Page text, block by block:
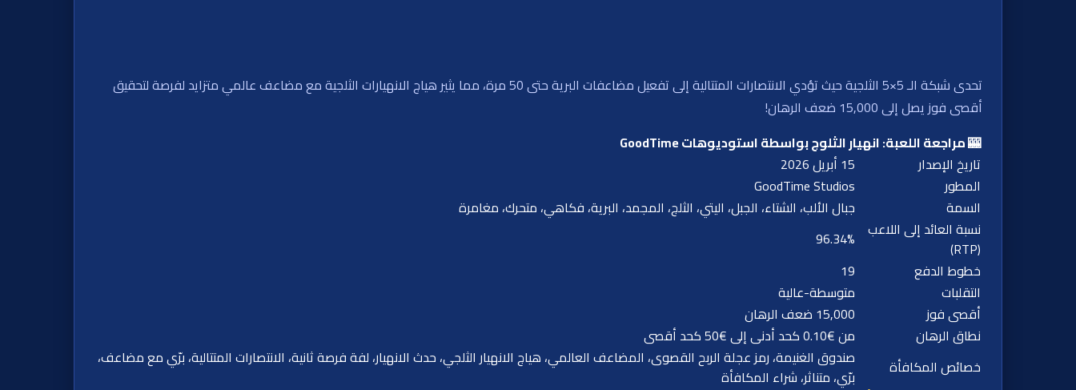
تحدى شبكة الـ 5×5 الثلجية حيث تؤدي الانتصارات المتتالية إلى تفعيل مضاعفات البرية حتى 50 مرة، مما يثير هياج الانهيارات الثلجية مع مضاعف عالمي متزايد لفرصة لتحقيق
أقصى فوز يصل إلى 15,000 ضعف الرهان!
🎰 مراجعة اللعبة:انهيار الثلوج بواسطة استوديوهات GoodTime
تاريخ الإصدار
15 أبريل 2026
المطور
GoodTime Studios
السمة
جبال الألب، الشتاء، الجبل، اليتي، الثلج، المجمد، البرية، فكاهي، متحرك، مغامرة
نسبة العائد إلى اللاعب
(RTP)
96.34%
خطوط الدفع
19
التقلبات
متوسطة-عالية
أقصى فوز
15,000 ضعف الرهان
نطاق الرهان
من €0.10 كحد أدنى إلى €50 كحد أقصى
خصائص المكافأة
صندوق الغنيمة، رمز عجلة الربح القصوى، المضاعف العالمي، هياج الانهيار الثلجي، حدث الانهيار، لفة فرصة ثانية، الانتصارات المتتالية، برّي مع مضاعف،
برّي، متناثر، شراء المكافأة